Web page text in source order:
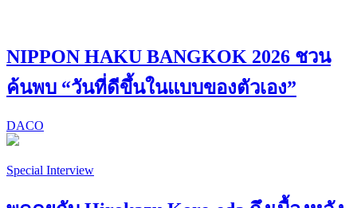
NIPPON HAKU BANGKOK 2026 ชวน
ค้นพบ “วันที่ดีขึ้นในแบบของตัวเอง”
DACO
Special Interview